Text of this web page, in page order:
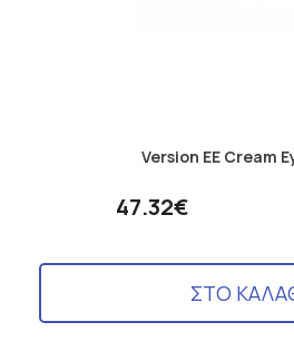
Version EE Cream
47.32€
ΣΤΟ